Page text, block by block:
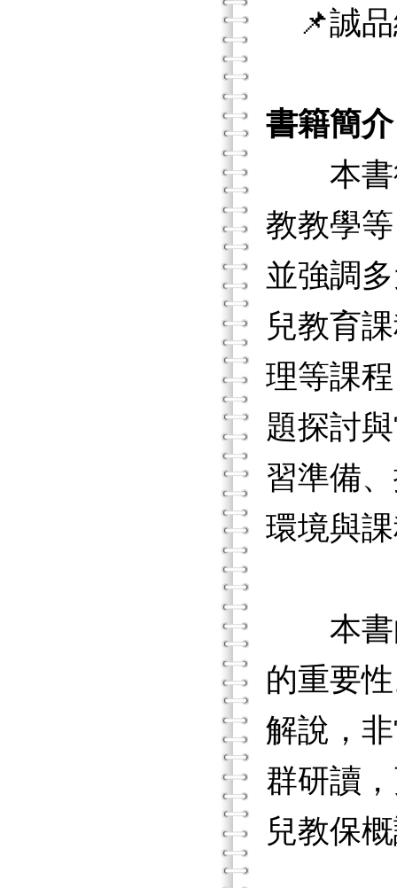
📌誠品
書籍簡介
本書從
教教學
並強調
兒教育
理等課
題探討
習準備
環境與
本書的
的重要
解說，
群研讀
兒教保